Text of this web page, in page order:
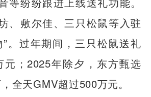
、敷尔佳、三只松鼠等入驻
。过年期间，三只松鼠送礼
元；2025年除夕，东方甄选
全天GMV超过500万元。